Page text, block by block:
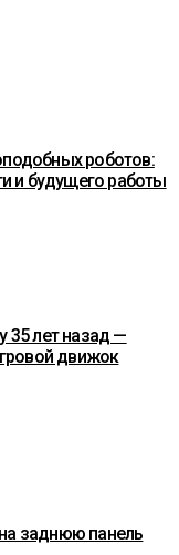
роботов:
и будущего работы
35 лет назад —
движок
заднюю панель